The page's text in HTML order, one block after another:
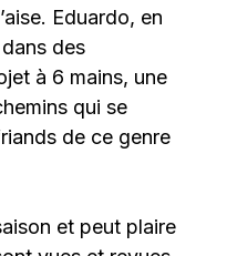
Eduardo, en
des
à 6 mains, une
qui se
de ce genre
et peut plaire